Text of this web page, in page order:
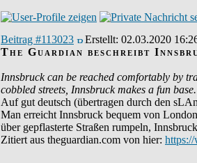
Beitrag #113023 Erstellt: 02.03.2020
The Guardian beschreibt
Innsbruck can be reached comfortably by
cobbled streets, Innsbruck makes a fun
Auf gut deutsch (übertragen durch den
Man erreicht Innsbruck bequem von
über gepflasterte Straßen rumpeln,
Zitiert aus theguardian.com von hier: